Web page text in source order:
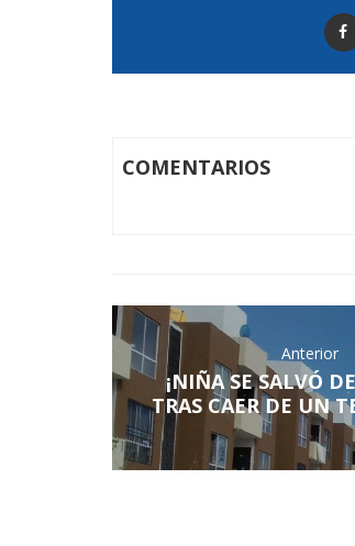
COMENTARIOS
Anterior
¡NIÑA SE SALVÓ
TRAS CAER DE UN